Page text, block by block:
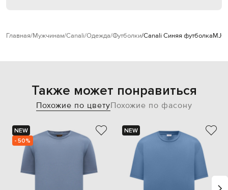
Главная Мужчинам Canali Одежда Футболки Canali Синяя футболка
Также может понравиться
Похожие по цветуПохожие по фасону
NEW
- 50%
NEW